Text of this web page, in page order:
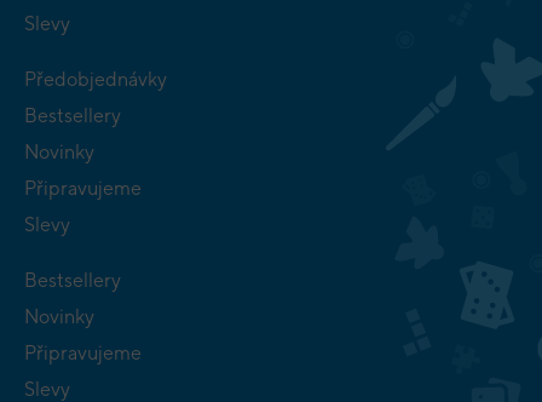
Slevy
Předobjednávky
Bestsellery
Novinky
Připravujeme
Slevy
Bestsellery
Novinky
Připravujeme
Slevy